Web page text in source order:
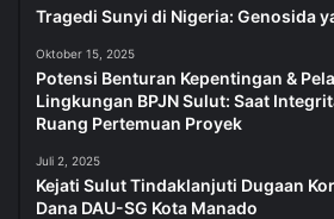
Tragedi Sunyi di Nigeria: Genosida
Oktober 15, 2025
Potensi Benturan Kepentingan &
Lingkungan BPJN Sulut: Saat
Ruang Pertemuan Proyek
Juli 2, 2025
Kejati Sulut Tindaklanjuti Dugaan
Dana DAU-SG Kota Manado